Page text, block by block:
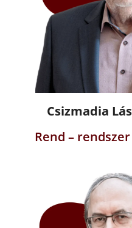
Csizmadia
Rend –